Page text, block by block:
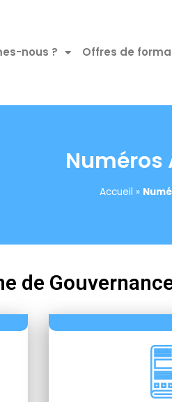
nous ? Offres de
Numéros
Accueil »
de